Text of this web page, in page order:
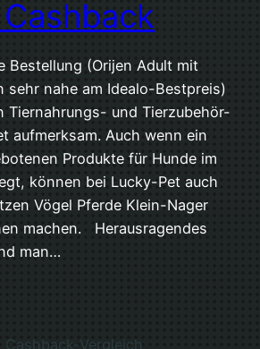
Bestellung (Orijen Adult mit
sehr nahe am Idealo-Bestpreis)
Tiernahrungs- und Tierzubehör-
aufmerksam. Auch wenn ein
Produkte für Hunde im
können bei Lucky-Pet auch
Vögel Pferde Klein-Nager
machen. Herausragendes
man…